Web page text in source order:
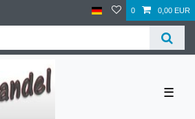
0 0,00 EUR
☰